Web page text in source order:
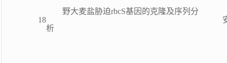
18
野大麦盐胁迫rbcS基因的克隆及序列分
析